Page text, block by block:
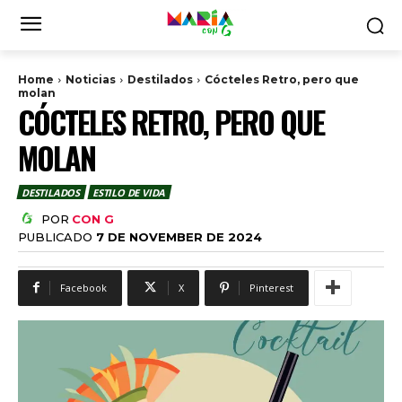
Home Noticias Destilados
Cócteles Retro, pero que
molan
CÓCTELES RETRO, PERO QUE
MOLAN
DESTILADOS ESTILO DE VIDA
POR CON G
PUBLICADO 7 DE NOVEMBER DE 2024
Facebook X Pinterest